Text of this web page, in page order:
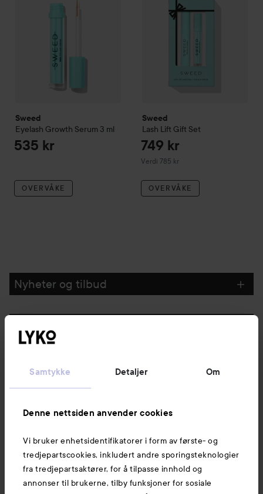
Samtykke Detaljer Om
Denne nettsiden anvender cookies
Vi bruker enhetsidentifikatorer i form av første- og
tredjepartscookies, inkludert andre sporingsteknologier
fra tredjepartsaktører, for å tilpasse innhold og
annonser til brukerne, tilby funksjoner for sosiale
Sweed
Eyelash Growth Serum 3 ml
535 kr
OVERVÅKE
Sweed
Lash Lift Gift Set
749 kr
Verdi 785 kr
OVERVÅKE
Nyheter og tilbud
Kundeservice
Informasjon
Også av interesse